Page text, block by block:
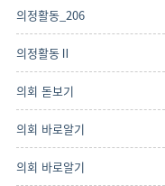
의정활동_206
의정활동Ⅱ
의회 돋보기
의회 바로알기
의회 바로알기